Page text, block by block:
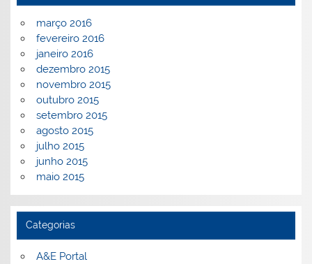
março 2016
fevereiro 2016
janeiro 2016
dezembro 2015
novembro 2015
outubro 2015
setembro 2015
agosto 2015
julho 2015
junho 2015
maio 2015
Categorias
A&E Portal